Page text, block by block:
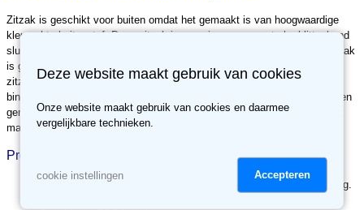
Zitzak is geschikt voor buiten omdat het gemaakt is van hoogwaardige
kleurechte buitenstof. Deze zitzak is voorzien van een sterke klittenband
sluiting, kindvriendelijke rits en aparte binnenzak met sluiting. Deze zitzak
is gevuld met elastische polystyreenkorrels, die ervoor zorgen dat deze
zitzak zich naar uw lichaam vormt. Deze zitzak is voorzien van een
binnenvoering. Hierdoor kan de buitenhoes kan eenvoudig schoon worden
gemaakt met een natte doek of worden gewassen in de wasmachine tot
maximaal 30 graden Celsius.
Product specificaties
Voorzien van een sterke klittenband en kindvriendelijke ritssluiting.
Deze website maakt gebruik van cookies
Onze website maakt gebruik van cookies en daarmee
vergelijkbare technieken.
cookie instellingen Accepteren